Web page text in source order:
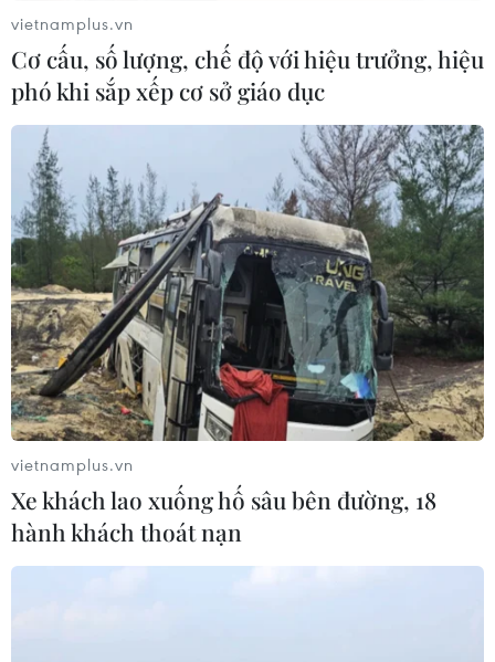
vietnamplus.vn
Cơ cấu, số lượng, chế độ với hiệu trưởng, hiệu
phó khi sắp xếp cơ sở giáo dục
vietnamplus.vn
Xe khách lao xuống hố sâu bên đường, 18
hành khách thoát nạn